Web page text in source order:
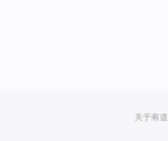
关于有道